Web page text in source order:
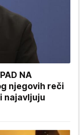
NA
njegovih reči
najavljuju